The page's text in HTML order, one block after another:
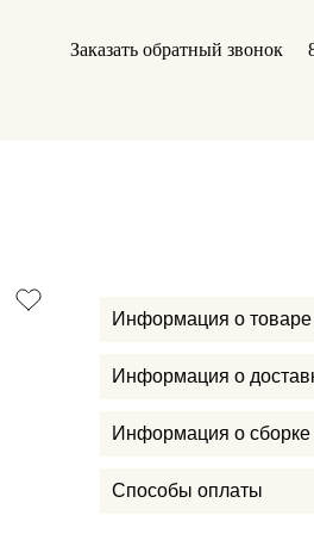
Заказать обратный звонок
Информация о товаре
Информация о
Информация о сборке
Способы оплаты